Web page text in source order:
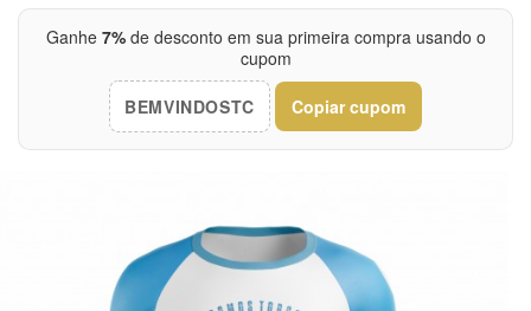
Entrar
Ganhe 7%de desconto em sua primeira compra usando o
cupom
BEMVINDOSTC Copiar cupom